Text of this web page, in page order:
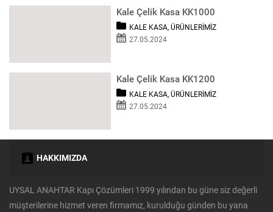
Kale Çelik Kasa KK1000
KALE KASA,ÜRÜNLERIMIZ
27.05.2024
Kale Çelik Kasa KK1200
KALE KASA,ÜRÜNLERIMIZ
27.05.2024
HAKKIMIZDA
UYSAL ANAHTAR Kapı Çözümleri 1999 yılından bu güne siz değerli
müşterilerine hizmet veren firmamız, kurulduğu günden bu yana